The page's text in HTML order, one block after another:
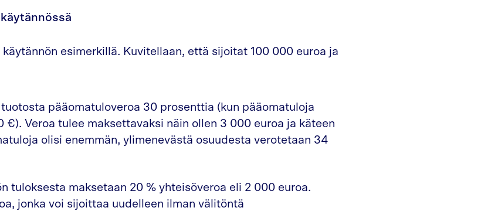
esimerkillä. Kuvitellaan, että sijoitat 100 000 euroa ja
pääomatuloveroa 30 prosenttia (kun pääomatuloja
€). Veroa tulee maksettavaksi näin ollen 3 000 euroa ja käteen
olisi enemmän, ylimenevästä osuudesta verotetaan 34
tuloksesta maksetaan 20 % yhteisöveroa eli 2 000 euroa.
jonka voi sijoittaa uudelleen ilman välitöntä